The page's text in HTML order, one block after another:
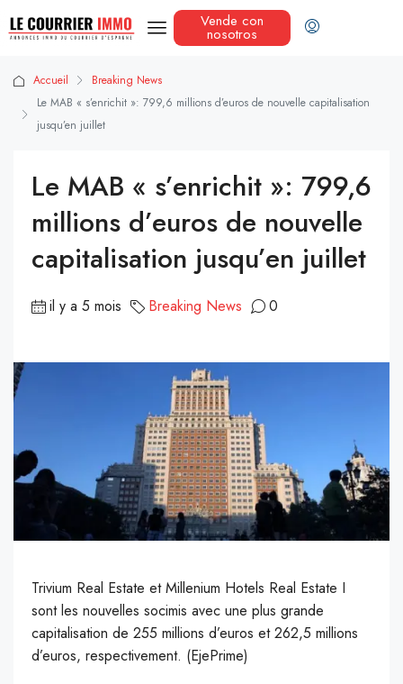
Vende con
nosotros
Accueil
Breaking News
Le MAB « s’enrichit »: 799,6 millions d’euros de nouvelle capitalisation
jusqu’en juillet
Le MAB « s’enrichit »: 799,6
millions d’euros de nouvelle
capitalisation jusqu’en juillet
il y a 5 mois Breaking News 0
Trivium Real Estate et Millenium Hotels Real Estate I
sont les nouvelles socimis avec une plus grande
capitalisation de 255 millions d’euros et 262,5 millions
d’euros, respectivement. (EjePrime)